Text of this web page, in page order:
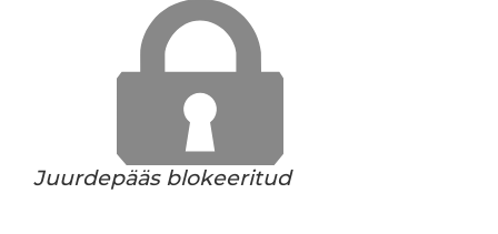
Juurdepääs blokeeritud